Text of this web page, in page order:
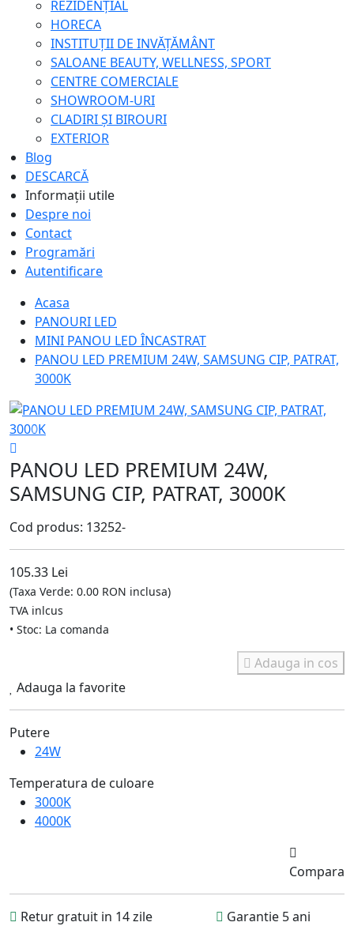
REZIDENȚIAL
HORECA
INSTITUȚII DE INVĂȚĂMÂNT
SALOANE BEAUTY, WELLNESS, SPORT
CENTRE COMERCIALE
SHOWROOM-URI
CLADIRI ȘI BIROURI
EXTERIOR
Blog
DESCARCĂ
Informații utile
Despre noi
Contact
Programări
Autentificare
Acasa
PANOURI LED
MINI PANOU LED ÎNCASTRAT
PANOU LED PREMIUM 24W, SAMSUNG CIP, PATRAT,
3000K
PANOU LED PREMIUM 24W,
SAMSUNG CIP, PATRAT, 3000K
Cod produs: 13252-
105.33 Lei
(Taxa Verde: 0.00 RON inclusa)
TVA inlcus
• Stoc: La comanda
Adauga in cos
Adauga la favorite
Putere
24W
Temperatura de culoare
3000K
4000K
Compara
Retur gratuit in 14 zile Garantie 5 ani